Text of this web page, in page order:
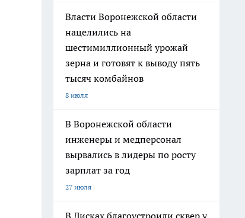
Власти Воронежской области
нацелились на
шестимиллионный урожай
зерна и готовят к выводу пять
тысяч комбайнов
8 июля
В Воронежской области
инженеры и медперсонал
вырвались в лидеры по росту
зарплат за год
27 июля
В Лисках благоустроили сквер у